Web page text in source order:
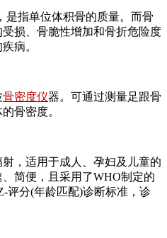
是指单位体积骨的质量。而骨
损、骨脆性增加和骨折危险度
病。
骨密度仪器。可通过测量足跟骨
骨密度。
，适用于成人、孕妇及儿童的
简便，且采用了WHO制定的
评分(年龄匹配)诊断标准，诊